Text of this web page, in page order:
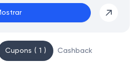
Cupons ( 1 ) Cashback